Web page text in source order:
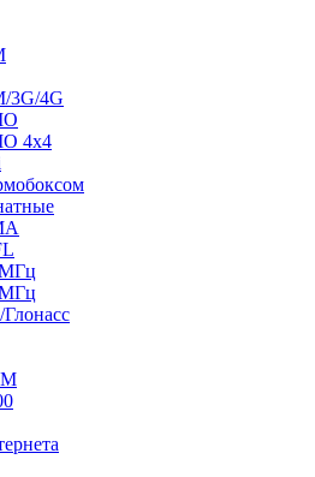
3G/4G
4x4